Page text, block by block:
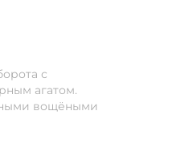
с
агатом.
вощёными